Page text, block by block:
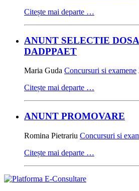
Citește mai departe …
ANUNT SELECTIE
DADPPAET
Maria Guda Concursuri si examene
Citește mai departe …
ANUNT PROMOVARE
Romina Pietrariu Concursuri si
Citește mai departe …